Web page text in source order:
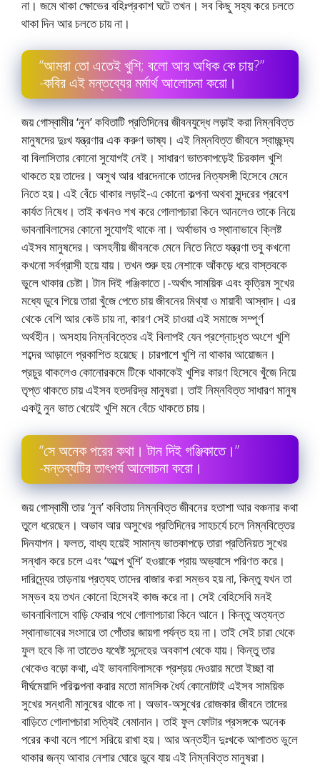
না। জমে থাকা ক্ষোভের বহিঃপ্রকাশ ঘটে তখন। সব কিছু সহ্য করে চলতে
থাকা দিন আর চলতে চায় না।
“আমরা তাে এতেই খুশি; বলাে আর অধিক কে চায়?”
-কবির এই মন্তব্যের মর্মার্থ আলােচনা করাে।
জয় গােস্বামীর ‘নুন’ কবিতাটি প্রতিদিনের জীবনযুদ্ধে লড়াই করা নিম্নবিত্ত
মানুষদের দুঃখ যন্ত্রণার এক করুণ ভাষ্য। এই নিম্নবিত্ত জীবনে স্বাচ্ছন্দ্য
বা বিলাসিতার কোনাে সুযােগই নেই। সাধারণ ভাতকাপড়েই চিরকাল খুশি
থাকতে হয় তাদের। অসুখ আর ধারদেনাকে তাদের নিত্যসঙ্গী হিসেবে মেনে
নিতে হয়। এই বেঁচে থাকার লড়াই-এ কোনাে কল্পনা অথবা সুন্দরের প্রবেশ
কার্যত নিষেধ। তাই কখনও শখ করে গােলাপচারা কিনে আনলেও তাকে নিয়ে
ভাবনাবিলাসের কোনাে সুযােগই থাকে না। অর্থাভাব ও স্থানাভাবে ক্লিষ্ট
এইসব মানুষদের। অসহনীয় জীবনকে মেনে নিতে নিতে যন্ত্রণা তবু কখনাে
কখনাে সর্বগ্রাসী হয়ে যায়। তখন শুরু হয় নেশাকে আঁকড়ে ধরে বাস্তবকে
ভুলে থাকার চেষ্টা। টান দিই গঞ্জিকাতে।-অর্থাৎ সাময়িক এবং কৃত্রিম সুখের
মধ্যে ডুবে গিয়ে তারা খুঁজে পেতে চায় জীবনের মিথ্যা ও মায়াবী আস্বাদ। এর
থেকে বেশি আর কেউ চায় না, কারণ সেই চাওয়া এই সমাজে সম্পূর্ণ
অর্থহীন। অসহায় নিম্নবিত্তের এই বিলাপই যেন প্রশ্নোচ্ধৃত অংশে খুশি
শব্দের আড়ালে প্রকাশিত হয়েছে। চারপাশে খুশি না থাকার আয়ােজন।
প্রচুর থাকলেও কোনােরকমে টিকে থাকাকেই খুশির কারণ হিসেবে খুঁজে নিয়ে
তৃপ্ত থাকতে চায় এইসব হতদরিদ্র মানুষরা। তাই নিম্নবিত্ত সাধারণ মানুষ
একটু নুন ভাত খেয়েই খুশি মনে বেঁচে থাকতে চায়।
“সে অনেক পরের কথা। টান দিই গঞ্জিকাতে।”
-মন্তব্যটির তাৎপর্য আলােচনা করাে।
জয় গােস্বামী তার ‘নুন’ কবিতায় নিম্নবিত্ত জীবনের হতাশা আর বঞ্চনার কথা
তুলে ধরেছেন। অভাব আর অসুখের প্রতিদিনের সাহচর্যে চলে নিম্নবিত্তের
দিনযাপন। ফলত, বাধ্য হয়েই সামান্য ভাতকাপড়ে তারা প্রতিনিয়ত সুখের
সন্ধান করে চলে এবং ‘অল্পে খুশি’ হওয়াকে প্রায় অভ্যাসে পরিণত করে।
দারিদ্র্যের তাড়নায় প্রত্যহ তাদের বাজার করা সম্ভব হয় না, কিন্তু যখন তা
সম্ভব হয় তখন কোনাে হিসেবই কাজ করে না। সেই বেহিসেবি মনই
ভাবনাবিলাসে বাড়ি ফেরার পথে গােলাপচারা কিনে আনে। কিন্তু অত্যন্ত
স্থানাভাবের সংসারে তা পোঁতার জায়গা পর্যন্ত হয় না। তাই সেই চারা থেকে
ফুল হবে কি না তাতেও যথেষ্ট সন্দেহের অবকাশ থেকে যায়। কিন্তু তার
থেকেও বড়াে কথা, এই ভাবনাবিলাসকে প্রশ্রয় দেওয়ার মতাে ইচ্ছা বা
দীর্ঘমেয়াদি পরিকল্পনা করার মতাে মানসিক ধৈর্য কোনােটাই এইসব সাময়িক
সুখের সন্ধানী মানুষের থাকে না। অভাব-অসুখের রােজকার জীবনে তাদের
বাড়িতে গােলাপচারা সত্যিই বেমানান। তাই ফুল ফোটার প্রসঙ্গকে অনেক
পরের কথা বলে পাশে সরিয়ে রাখা হয়। আর অন্তহীন দুঃখকে আপাতত ভুলে
থাকার জন্য আবার নেশার ঘােরে ডুবে যায় এই নিম্নবিত্ত মানুষরা।